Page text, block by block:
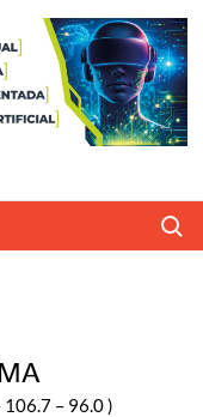
106.7 – 96.0 )